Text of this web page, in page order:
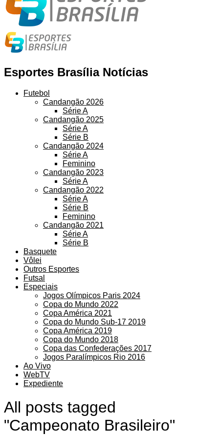
Esportes Brasília Notícias
Futebol
Candangão 2026
Série A
Candangão 2025
Série A
Série B
Candangão 2024
Série A
Feminino
Candangão 2023
Série A
Candangão 2022
Série A
Série B
Feminino
Candangão 2021
Série A
Série B
Basquete
Vôlei
Outros Esportes
Futsal
Especiais
Jogos Olímpicos Paris 2024
Copa do Mundo 2022
Copa América 2021
Copa do Mundo Sub-17 2019
Copa América 2019
Copa do Mundo 2018
Copa das Confederações 2017
Jogos Paralímpicos Rio 2016
Ao Vivo
WebTV
Expediente
All posts tagged
"Campeonato Brasileiro"